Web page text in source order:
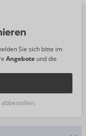
Sie sich bitte im
Angebote und die